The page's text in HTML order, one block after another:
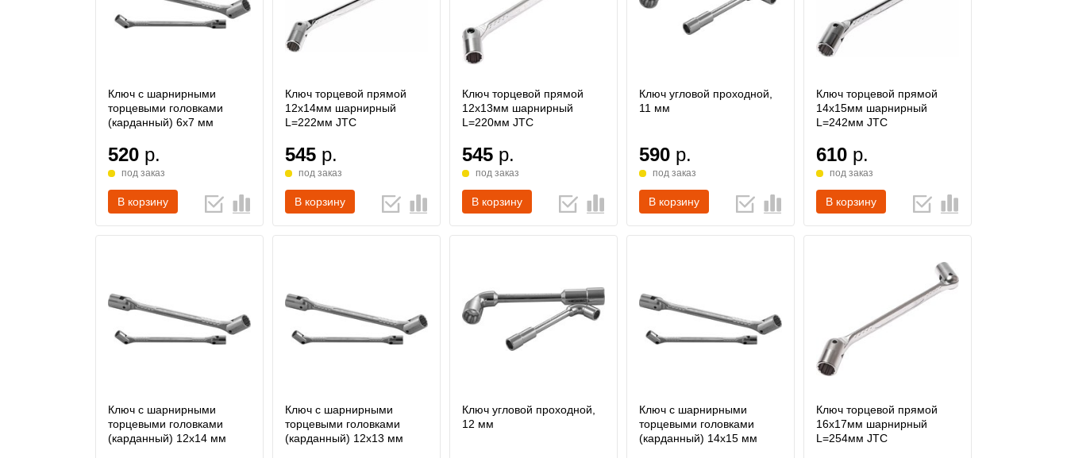
Ключ с шарнирными
торцевыми головками
(карданный) 6х7 мм
520 р.
под заказ
В корзину
Ключ торцевой прямой
12х14мм шарнирный
L=222мм JTC
545 р.
под заказ
В корзину
Ключ торцевой прямой
12х13мм шарнирный
L=220мм JTC
545 р.
под заказ
В корзину
Ключ угловой проходной,
11 мм
590 р.
под заказ
В корзину
Ключ торцевой прямой
14х15мм шарнирный
L=242мм JTC
610 р.
под заказ
В корзину
Ключ с шарнирными
торцевыми головками
(карданный) 12х14 мм
Ключ с шарнирными
торцевыми головками
(карданный) 12х13 мм
Ключ угловой проходной,
12 мм
Ключ с шарнирными
торцевыми головками
(карданный) 14х15 мм
Ключ торцевой прямой
16х17мм шарнирный
L=254мм JTC